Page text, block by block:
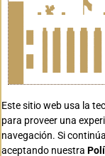
Este sitio web usa la
para proveer una
navegación. Si
aceptando nuestra